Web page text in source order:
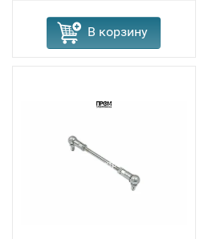
В корзину